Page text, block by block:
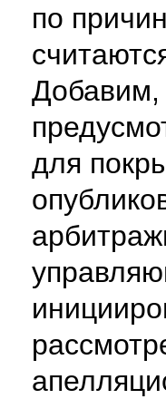
по
Добавим,
для